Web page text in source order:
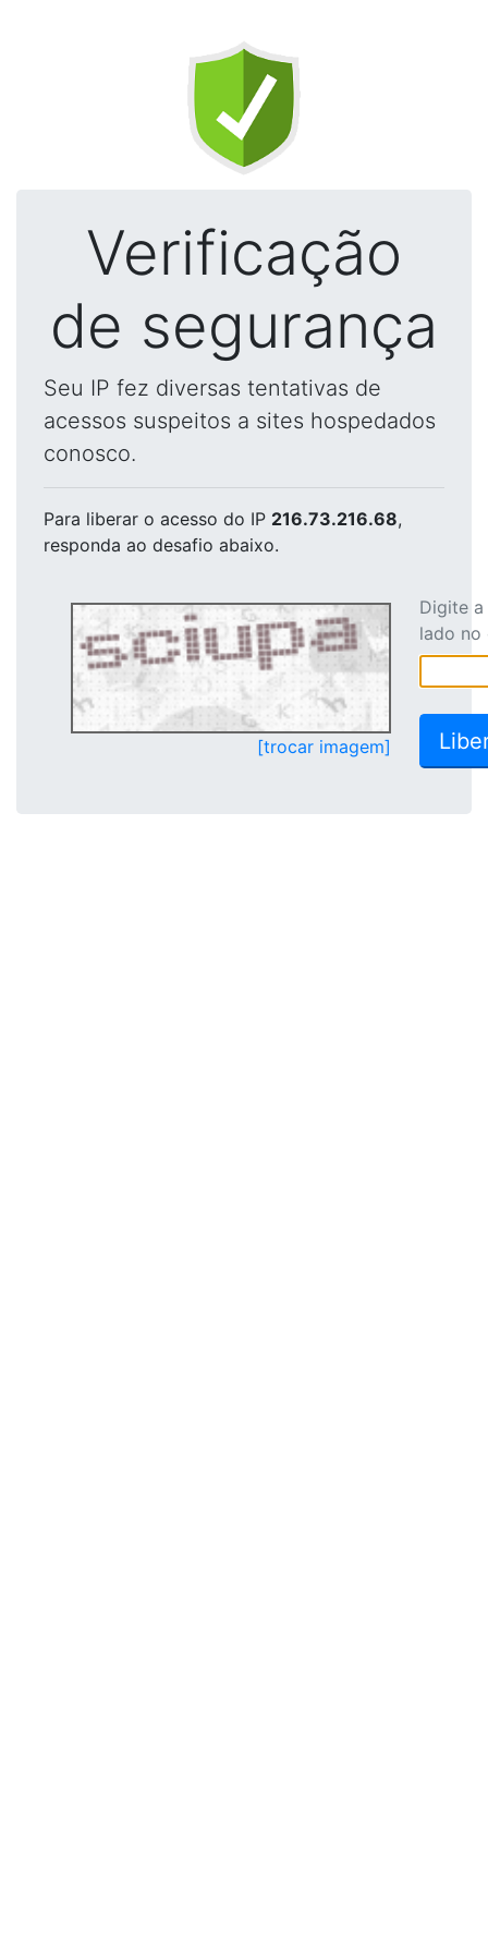
Verificação
de segurança
Seu IP fez diversas tentativas de
acessos suspeitos a sites hospedados
conosco.
Para liberar o acesso do IP 216.73.216.68,
responda ao desafio abaixo.
[trocar imagem]
Digite
lado no